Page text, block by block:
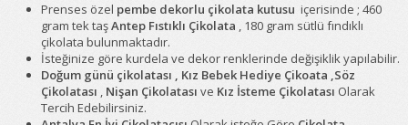
Prenses özel pembe dekorlu çikolata kutusu içerisinde ; 460
gram tek taşAntep Fıstıklı Çikolata , 180 gram sütlü fındıklı
çikolata bulunmaktadır.
İsteğinize göre kurdela ve dekor renklerinde değişiklik yapılabilir.
Doğum günü çikolatası , Kız Bebek Hediye Çikoata ,Söz
Çikolatası , Nişan Çikolatası ve Kız İsteme Çikolatası Olarak
Tercih Edebilirsiniz.